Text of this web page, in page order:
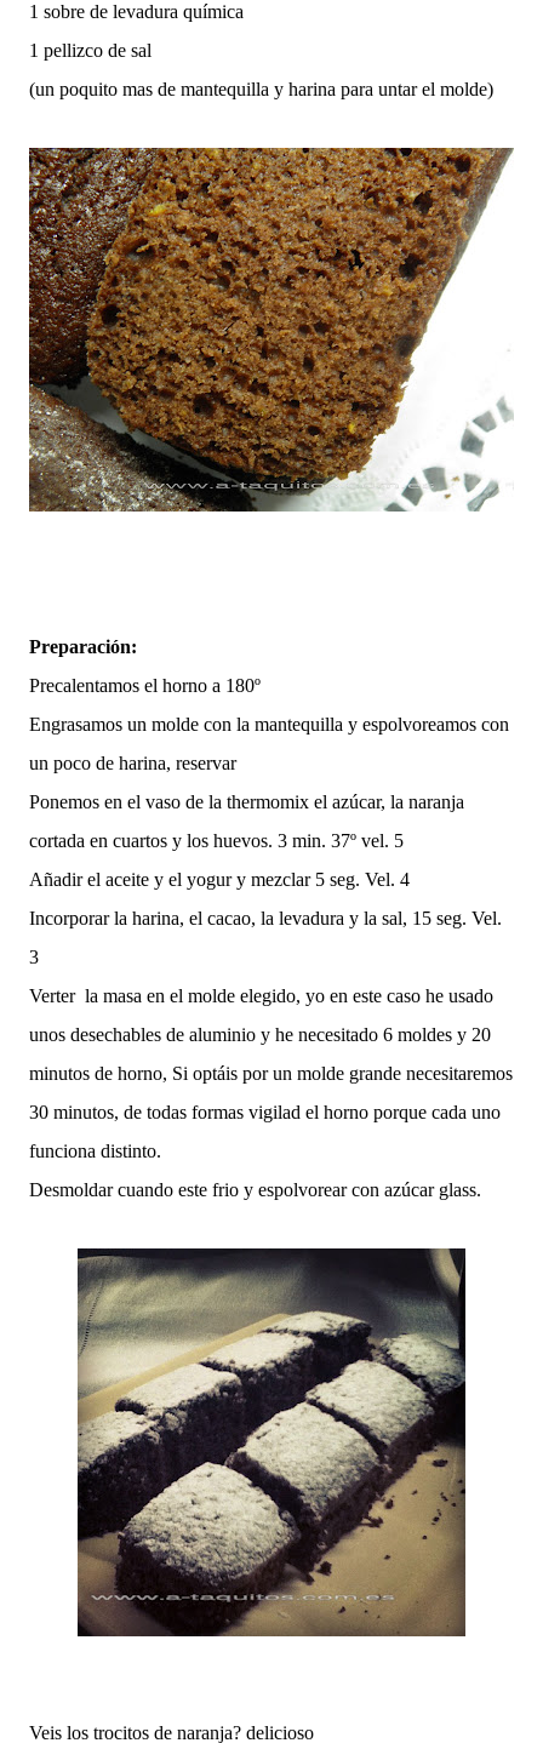
1 sobre de levadura química
1 pellizco de sal
(un poquito mas de mantequilla y harina para untar el molde)
Preparación:
Precalentamos el horno a 180º
Engrasamos un molde con la mantequilla y espolvoreamos con
un poco de harina, reservar
Ponemos en el vaso de la thermomix el azúcar, la naranja
cortada en cuartos y los huevos. 3 min. 37º vel. 5
Añadir el aceite y el yogur y mezclar 5 seg. Vel. 4
Incorporar la harina, el cacao, la levadura y la sal, 15 seg. Vel.
3
Verter la masa en el molde elegido, yo en este caso he usado
unos desechables de aluminio y he necesitado 6 moldes y 20
minutos de horno, Si optáis por un molde grande necesitaremos
30 minutos, de todas formas vigilad el horno porque cada uno
funciona distinto.
Desmoldar cuando este frio y espolvorear con azúcar glass.
Veis los trocitos de naranja? delicioso